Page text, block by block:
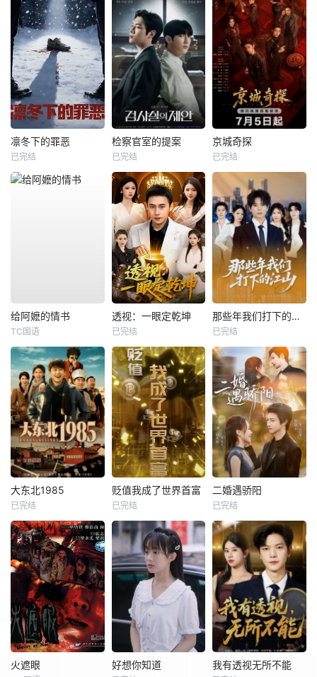
凛冬下的罪恶
已完结
检察官室的提案
已完结
京城奇探
已完结
给阿嬷的情书
TC国语
透视：一眼定乾坤
已完结
那些年我们打下的江山
已完结
大东北1985
已完结
贬值我成了世界首富
已完结
二婚遇骄阳
已完结
火遮眼 好想你知道 我有透视无所不能